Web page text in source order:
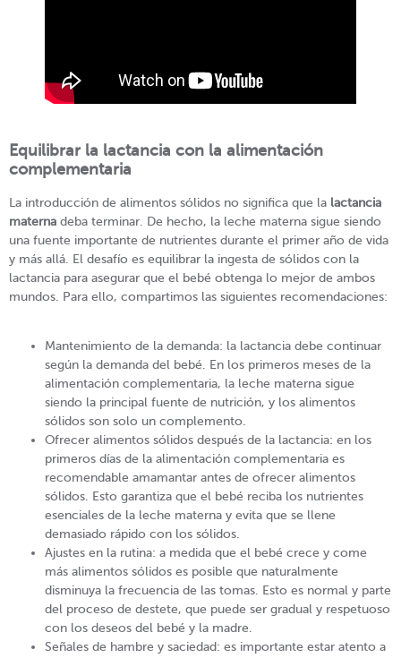
Equilibrar la lactancia con la alimentación
complementaria
La introducción de alimentos sólidos no significa que la lactancia
materna deba terminar. De hecho, la leche materna sigue siendo
una fuente importante de nutrientes durante el primer año de vida
y más allá. El desafío es equilibrar la ingesta de sólidos con la
lactancia para asegurar que el bebé obtenga lo mejor de ambos
mundos. Para ello, compartimos las siguientes recomendaciones:
Mantenimiento de la demanda: la lactancia debe continuar
según la demanda del bebé. En los primeros meses de la
alimentación complementaria, la leche materna sigue
siendo la principal fuente de nutrición, y los alimentos
sólidos son solo un complemento.
Ofrecer alimentos sólidos después de la lactancia: en los
primeros días de la alimentación complementaria es
recomendable amamantar antes de ofrecer alimentos
sólidos. Esto garantiza que el bebé reciba los nutrientes
esenciales de la leche materna y evita que se llene
demasiado rápido con los sólidos.
Ajustes en la rutina: a medida que el bebé crece y come
más alimentos sólidos es posible que naturalmente
disminuya la frecuencia de las tomas. Esto es normal y parte
del proceso de destete, que puede ser gradual y respetuoso
con los deseos del bebé y la madre.
Señales de hambre y saciedad: es importante estar atento a